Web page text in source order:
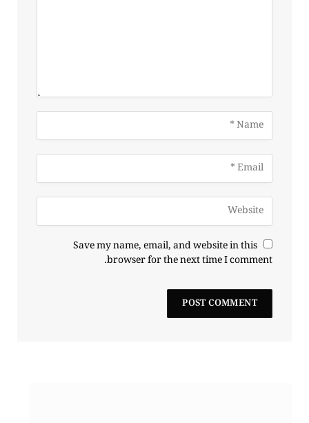
Save my name, email, and website in this
browser for the next time I comment.